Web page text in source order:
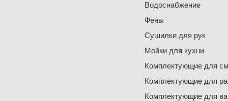
Водоснабжение
Фены
Сушилки для рук
Мойки для кухни
Комплектующие для
Комплектующие для
Комплектующие для